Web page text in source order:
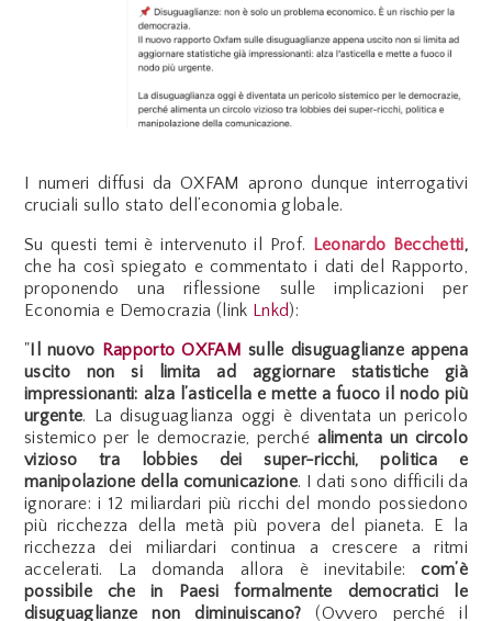
I numeri diffusi da OXFAM aprono dunque interrogativi
cruciali sullo stato dell’economia globale.
Su questi temi è intervenuto il Prof. Leonardo Becchetti,
che ha così spiegato e commentato i dati del Rapporto,
proponendo una riflessione sulle implicazioni per
Economia e Democrazia (link Lnkd):
"Il nuovo Rapporto OXFAM sulle disuguaglianze appena
uscito non si limita ad aggiornare statistiche già
impressionanti: alza l’asticella e mette a fuoco il nodo più
urgente. La disuguaglianza oggi è diventata un pericolo
sistemico per le democrazie, perché alimenta un circolo
vizioso tra lobbies dei super-ricchi, politica e
manipolazione della comunicazione. I dati sono difficili da
ignorare: i 12 miliardari più ricchi del mondo possiedono
più ricchezza della metà più povera del pianeta. E la
ricchezza dei miliardari continua a crescere a ritmi
accelerati. La domanda allora è inevitabile:com’è
possibile che in Paesi formalmente democratici le
disuguaglianze non diminuiscano?(Ovvero perché il